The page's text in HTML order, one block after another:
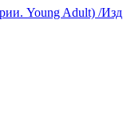
Young Adult) /